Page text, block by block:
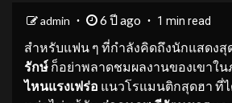
admin 6 ปี ago 1 min read
สำหรับแฟน ๆ ที่กำลังคิดถึงนักแสดงสุ
รักษ์ ก็อย่าพลาดชมผลงานของเขาใน
ไหนแรงเฟร่อ แนวโรแมนติกสุดฮา ที่